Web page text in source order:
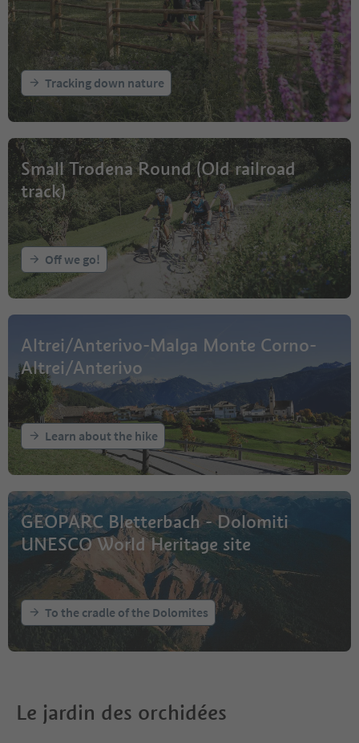
Tracking down nature
Small Trodena Round (Old railroad
track)
Off we go!
Altrei/Anterivo-Malga Monte Corno-
Altrei/Anterivo
Learn about the hike
GEOPARC Bletterbach - Dolomiti
UNESCO World Heritage site
To the cradle of the Dolomites
Le jardin des orchidées